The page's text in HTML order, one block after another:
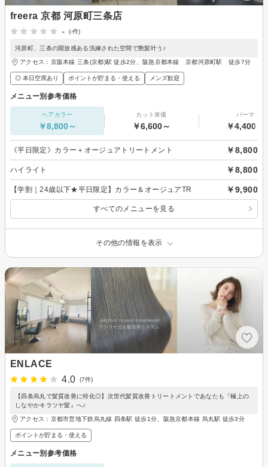
freera 京都 河原町三条店
-
(-件)
河原町、三条の開放感ある洗練された空間で艶髪叶う♪
アクセス：京阪本線 三条(京都)駅 徒歩2分、阪急京都本線 京都河原町駅 徒歩7分
◎ 本日空席あり ポイントが貯まる・使える メンズ歓迎
メニュー別参考価格
ヘアカラー
￥8,800～
カット単価
￥6,600～
パーマ
￥4,400～
《平日限定》カラー＋オージュアトリートメント ￥8,800
ハイライト ￥8,800
【学割｜24歳以下★平日限定】カラー＆オージュアTR ￥9,900
すべてのメニューを見る
その他の情報を表示
ENLACE
4.0
(7件)
【四条烏丸で髪質改善に特化◎】次世代髪質改善トリートメントであなたも『極上の
しなやかキラツヤ髪』へ♪
アクセス：京都市営地下鉄烏丸線 四条駅 徒歩1分、阪急京都本線 烏丸駅 徒歩3分
ポイントが貯まる・使える
メニュー別参考価格